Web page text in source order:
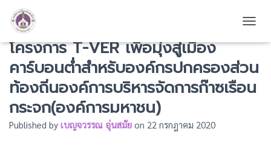
เป็นประธานประชุมโครงการพัฒนา
โครงการ T-VER เพื่อมุ่งสู่เมือง
คาร์บอนต่ำสำหรับองค์กรปกครองส่วน
ท้องถิ่นองค์การบริหารจัดการก๊าซเรือน
กระจก(องค์การมหาชน)
Published by เบญจวรรณ อุ่นสมัย on 22 กรกฎาคม 2020